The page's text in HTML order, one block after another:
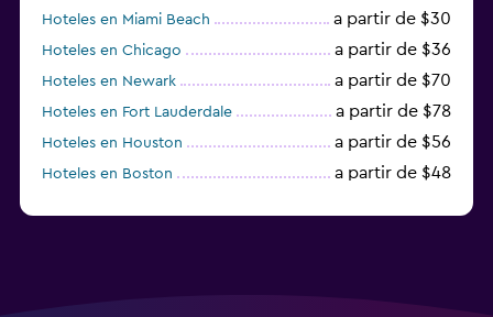
Hoteles en Miami Beach a partir de $30
Hoteles en Chicago a partir de $36
Hoteles en Newark a partir de $70
Hoteles en Fort Lauderdale a partir de $78
Hoteles en Houston a partir de $56
Hoteles en Boston a partir de $48